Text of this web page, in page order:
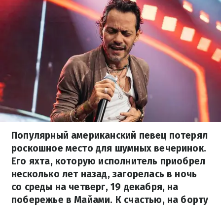
Популярный американский певец потерял
роскошное место для шумных вечеринок.
Его яхта, которую исполнитель приобрел
несколько лет назад, загорелась в ночь
со среды на четверг, 19 декабря, на
побережье в Майами. К счастью, на борту